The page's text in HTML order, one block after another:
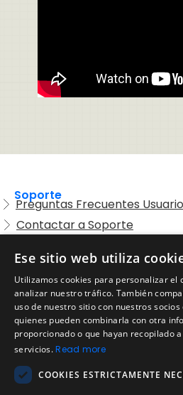
Soporte
Preguntas Frecuentes
Contactar a Soporte
Legal
Condiciones de Servicio
Aviso de privacidad
Política de cookies
Política de devoluciones
Acuerdo de licencia de usuario
Aviso legal
Ese sitio web utiliza
Utilizamos cookies para personalizar el
analizar nuestro tráfico. También
uso de nuestro sitio con nuestros
quienes pueden combinarla con otra
proporcionado o que hayan recopilado
servicios.Read more
COOKIES ESTRICTAMENTE